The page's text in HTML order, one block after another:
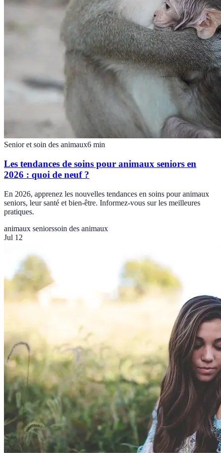
Senior et soin des animaux6 min
Les tendances de soins pour animaux seniors en
2026 : quoi de neuf ?
En 2026, apprenez les nouvelles tendances en soins pour animaux
seniors, leur santé et bien-être. Informez-vous sur les meilleures
pratiques.
animaux seniorssoin des animaux
Jul 12